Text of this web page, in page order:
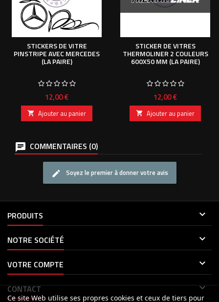
STICKERS DE VITRE
PINSTRIPE AVEC MERCEDES
(LA PAIRE)
Prix
12,00 €
 Ajouter au panier
STICKER DE VITRES
THERMOLINER 2 COULEURS
600X50 MM (LA PAIRE)
Prix
12,00 €
 Ajouter au panier
COMMENTAIRES (0)
Soyez le premier à donner votre avis
PRODUITS 
NOTRE SOCIÉTÉ 
VOTRE COMPTE 
CONTACT 
Ce site Web utilise ses propres cookies et ceux de tiers pour